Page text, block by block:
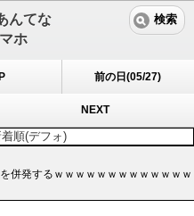
んてな
ホ
検索
前の日(05/27)
NEXT
順(デフォ)
併発するｗｗｗｗｗｗｗｗｗｗｗｗｗ